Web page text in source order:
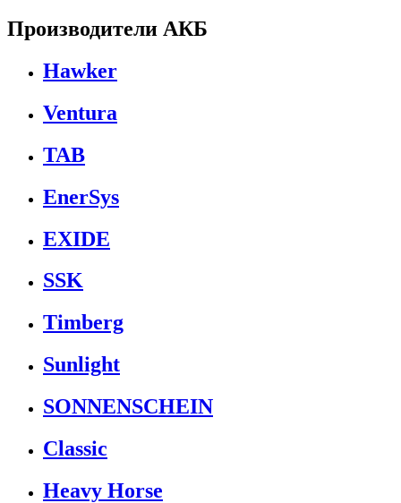
Производители АКБ
Hawker
Ventura
TAB
EnerSys
EXIDE
SSK
Timberg
Sunlight
SONNENSCHEIN
Classic
Heavy Horse